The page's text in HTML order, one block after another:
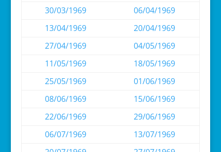
30/03/1969
06/04/1969
13/04/1969
20/04/1969
27/04/1969
04/05/1969
11/05/1969
18/05/1969
25/05/1969
01/06/1969
08/06/1969
15/06/1969
22/06/1969
29/06/1969
06/07/1969
13/07/1969